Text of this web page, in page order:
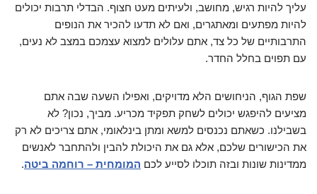
עליך להיות רגיש, מחושב, ולעיתים מעט חצוף. הבדלי תרבות יכולים
להיות מפתעים ומאתגרים, ואם לא תדעו להכיר את הנופים
התרבותיים של כל צד, אתם עלולים למצוא עצמכם במצב לא נעים,
עם תפוים בחלל החדר.
שפת הגוף, הניחושים הלא מדויקים, ואפילו השעה שבה אתם
מציעים להיפגש יכולים לשחק תפקיד מכריע. מביך, נכון? לא
בשבילנו. כשאתם נכנסים למשא ומתן בינלאומי, אתם צריכים לא רק
את הכישורים שלכם, אלא גם את היכולת להבין ולהתחבר לאנשים
ממדינות שונות ובזה תוכלו לסייע לכם המומחית – רוחמה ביטה.